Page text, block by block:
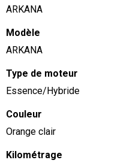
ARKANA
Modèle
ARKANA
Type de moteur
Essence/Hybride
Couleur
Orange clair
Kilométrage